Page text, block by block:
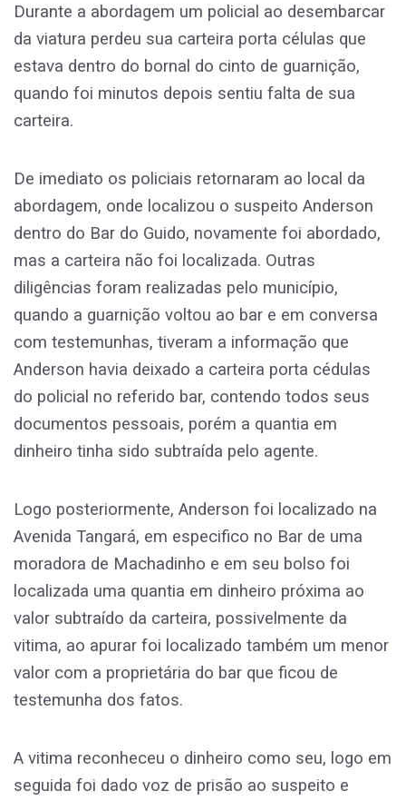
Durante a abordagem um policial ao desembarcar
da viatura perdeu sua carteira porta células que
estava dentro do bornal do cinto de guarnição,
quando foi minutos depois sentiu falta de sua
carteira.
De imediato os policiais retornaram ao local da
abordagem, onde localizou o suspeito Anderson
dentro do Bar do Guido, novamente foi abordado,
mas a carteira não foi localizada. Outras
diligências foram realizadas pelo município,
quando a guarnição voltou ao bar e em conversa
com testemunhas, tiveram a informação que
Anderson havia deixado a carteira porta cédulas
do policial no referido bar, contendo todos seus
documentos pessoais, porém a quantia em
dinheiro tinha sido subtraída pelo agente.
Logo posteriormente, Anderson foi localizado na
Avenida Tangará, em especifico no Bar de uma
moradora de Machadinho e em seu bolso foi
localizada uma quantia em dinheiro próxima ao
valor subtraído da carteira, possivelmente da
vitima, ao apurar foi localizado também um menor
valor com a proprietária do bar que ficou de
testemunha dos fatos.
A vitima reconheceu o dinheiro como seu, logo em
seguida foi dado voz de prisão ao suspeito e